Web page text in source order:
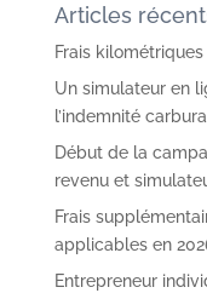
Articles
Frais
Un simulateur en
l’indemnité
Début de la
revenu et
Frais
applicables en
Entrepreneur